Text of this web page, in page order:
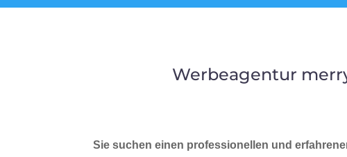
Werbeagentur
Sie suchen einen professionellen und